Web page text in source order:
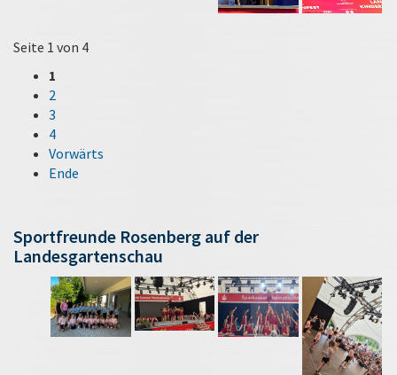
Seite 1 von 4
1
2
3
4
Vorwärts
Ende
Sportfreunde Rosenberg auf der
Landesgartenschau